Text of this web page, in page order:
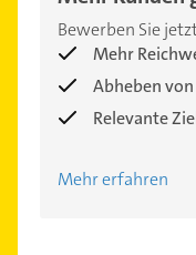
Bewerben Sie
Mehr
Abheben
Relevante
Mehr erfahren